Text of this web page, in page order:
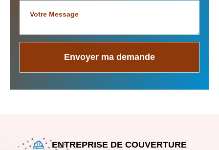
ENTREPRISE DE COUVERTURE